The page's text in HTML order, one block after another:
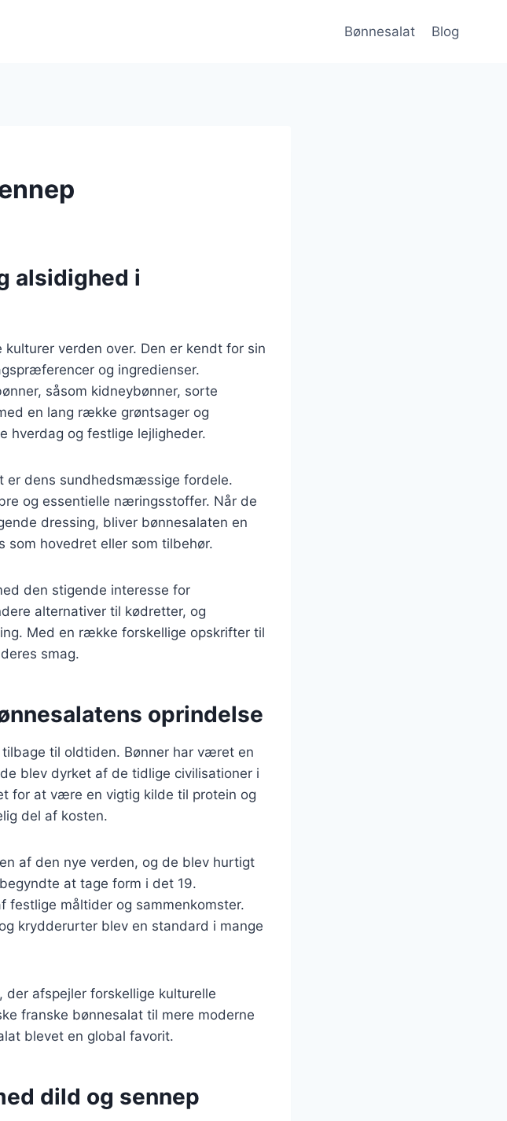
Bønnesalat Blog
alsidighed i
verden over. Den er kendt for sin
og ingredienser.
såsom kidneybønner, sorte
en lang række grøntsager og
hverdag og festlige lejligheder.
er dens sundhedsmæssige fordele.
og essentielle næringsstoffer. Når de
dressing, bliver bønnesalaten en
hovedret eller som tilbehør.
den stigende interesse for
alternativer til kødretter, og
Med en række forskellige opskrifter til
smag.
oprindelse
til oldtiden. Bønner har været en
blev dyrket af de tidlige civilisationer i
for at være en vigtig kilde til protein og
del af kosten.
af den nye verden, og de blev hurtigt
at tage form i det 19.
festlige måltider og sammenkomster.
krydderurter blev en standard i mange
afspejler forskellige kulturelle
franske bønnesalat til mere moderne
blevet en global favorit.
dild og sennep